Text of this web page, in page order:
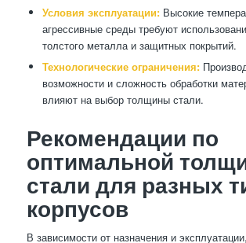
Условия эксплуатации:Высокие
агрессивные среды требуют
толстого металла и защитных покрытий.
Технологические ограничения:
возможности и сложность обработки
влияют на выбор толщины стали.
Рекомендации по
оптимальной
стали для разных
корпусов
В зависимости от назначения и